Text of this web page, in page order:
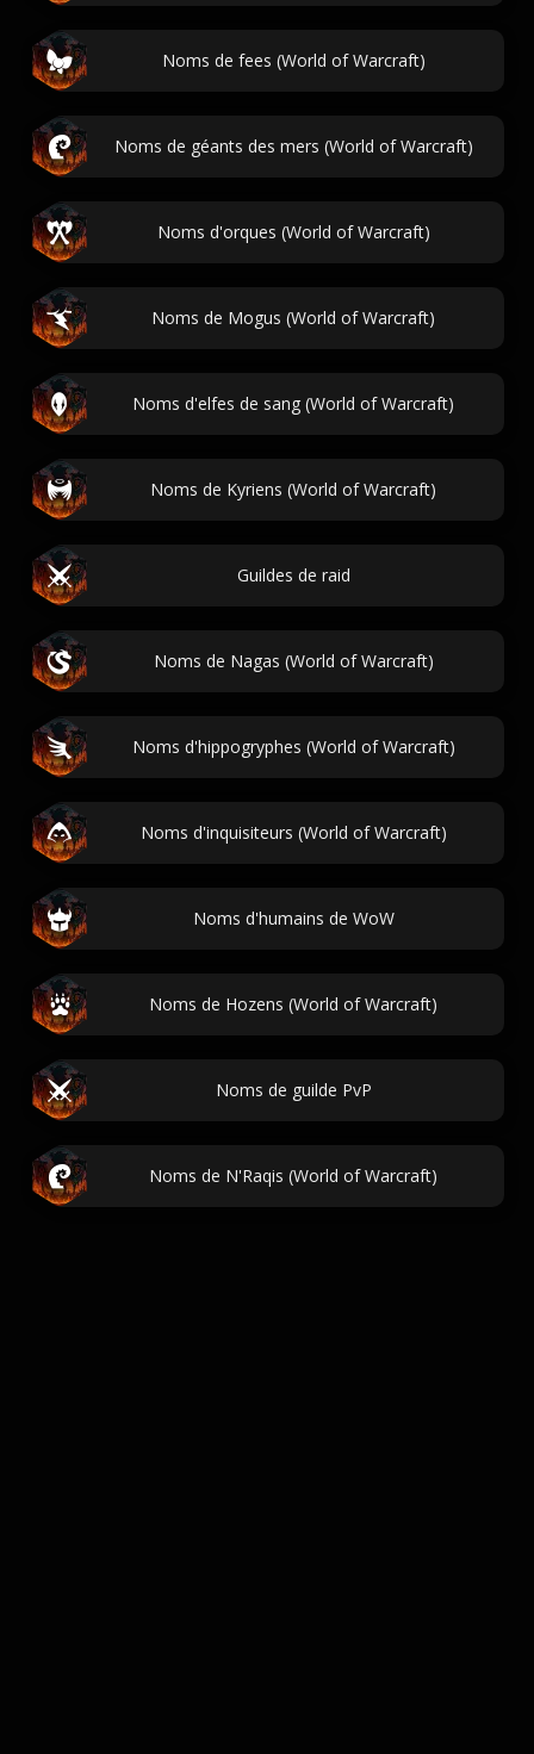
Noms de fees (World of Warcraft)
Noms de géants des mers (World of Warcraft)
Noms d'orques (World of Warcraft)
Noms de Mogus (World of Warcraft)
Noms d'elfes de sang (World of Warcraft)
Noms de Kyriens (World of Warcraft)
Guildes de raid
Noms de Nagas (World of Warcraft)
Noms d'hippogryphes (World of Warcraft)
Noms d'inquisiteurs (World of Warcraft)
Noms d'humains de WoW
Noms de Hozens (World of Warcraft)
Noms de guilde PvP
Noms de N'Raqis (World of Warcraft)